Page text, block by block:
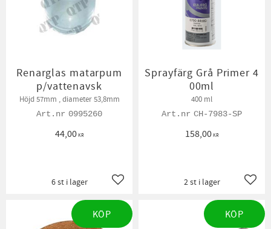
Renarglas matarpum
p/vattenavsk
Höjd 57mm , diameter 53,8mm
0995260
44,00KR
Lägg till i favoriter
6 st i lager
Sprayfärg Grå Primer 4
00ml
400 ml
CH-7983-SP
158,00KR
2 st i lager
KÖP KÖP